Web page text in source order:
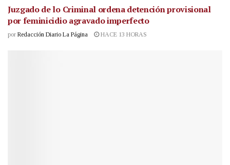
Juzgado de lo Criminal ordena detención provisional
por feminicidio agravado imperfecto
por Redacción Diario La Página HACE 13 HORAS